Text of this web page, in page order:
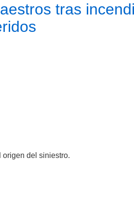
tras
origen del siniestro.